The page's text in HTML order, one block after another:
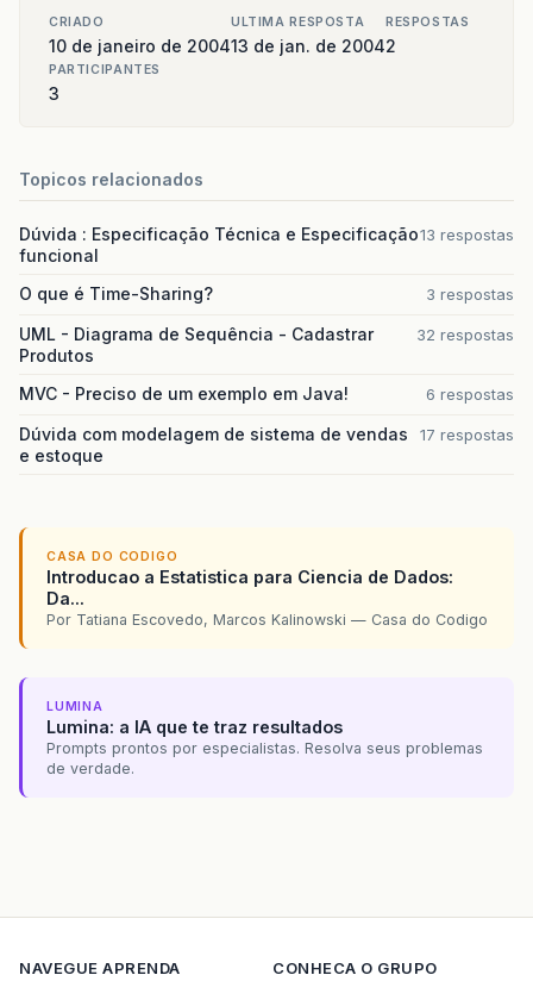
CRIADO
10 de janeiro de 2004
ULTIMA RESPOSTA
13 de jan. de 2004
RESPOSTAS
2
PARTICIPANTES
3
Topicos relacionados
Dúvida : Especificação Técnica e Especificação
funcional
13 respostas
O que é Time-Sharing? 3 respostas
UML - Diagrama de Sequência - Cadastrar
Produtos
32 respostas
MVC - Preciso de um exemplo em Java! 6 respostas
Dúvida com modelagem de sistema de vendas
e estoque
17 respostas
CASA DO CODIGO
Introducao a Estatistica para Ciencia de Dados:
Da...
Por Tatiana Escovedo, Marcos Kalinowski — Casa do Codigo
LUMINA
Lumina: a IA que te traz resultados
Prompts prontos por especialistas. Resolva seus problemas
de verdade.
NAVEGUE APRENDA
CONHECA O GRUPO